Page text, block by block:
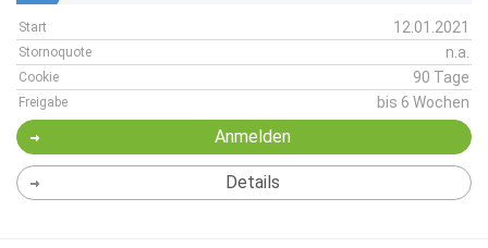
Start 12.01.2021
Stornoquote n.a.
Cookie 90 Tage
Freigabe bis 6 Wochen
Anmelden
Details